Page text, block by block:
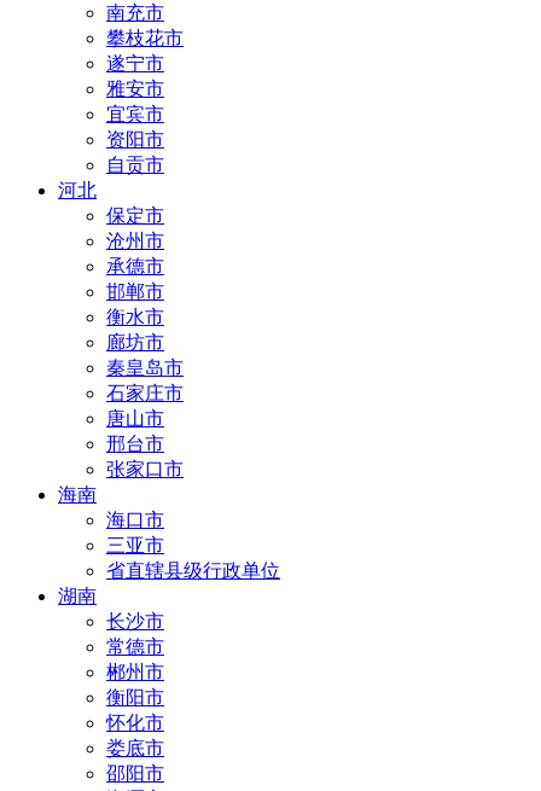
南充市
攀枝花市
遂宁市
雅安市
宜宾市
资阳市
自贡市
河北
保定市
沧州市
承德市
邯郸市
衡水市
廊坊市
秦皇岛市
石家庄市
唐山市
邢台市
张家口市
海南
海口市
三亚市
省直辖县级行政单位
湖南
长沙市
常德市
郴州市
衡阳市
怀化市
娄底市
邵阳市